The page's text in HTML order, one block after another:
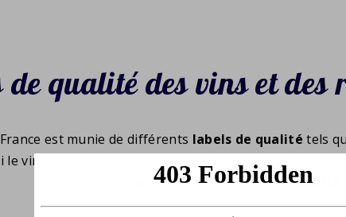
de qualité des vins et
est munie de différents labels de qualité tels
vin répond à certaines
. C'est
vientle vin et quelle est saqualité